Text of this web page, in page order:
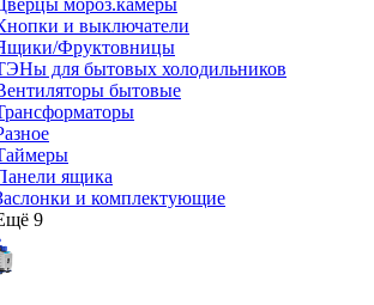
мороз.камеры
и выключатели
Фруктовницы
для бытовых холодильников
бытовые
ящика
и комплектующие
9